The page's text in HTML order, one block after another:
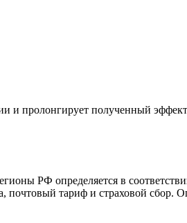
и пролонгирует полученный
РФ определяется в
тариф и страховой сбор.